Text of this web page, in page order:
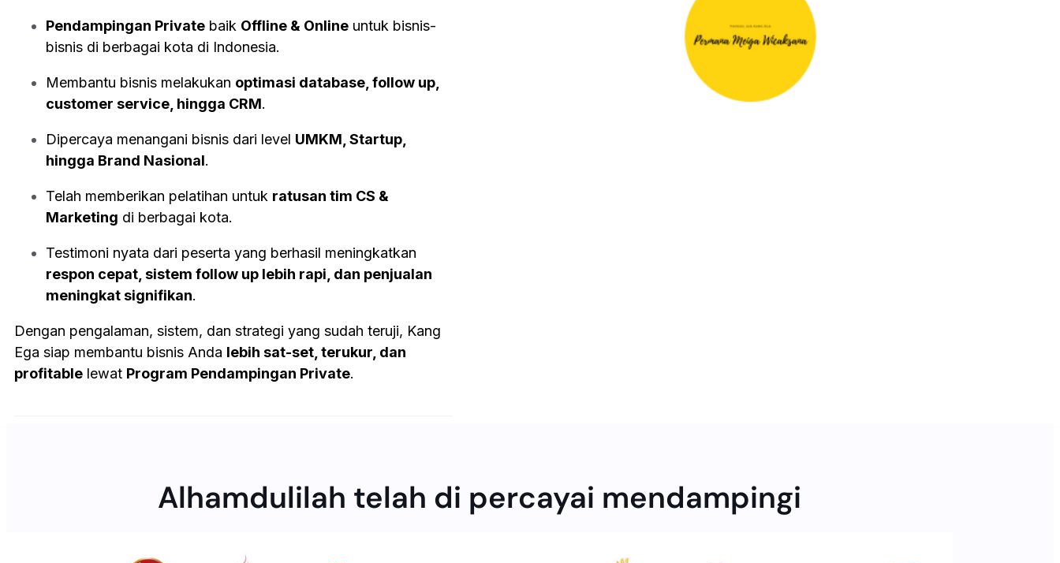
Pendampingan Private baik Offline & Online untuk bisnis-
bisnis di berbagai kota di Indonesia.
Membantu bisnis melakukan optimasi database, follow up,
customer service, hingga CRM.
Dipercaya menangani bisnis dari level UMKM, Startup,
hingga Brand Nasional.
Telah memberikan pelatihan untuk ratusan tim CS &
Marketing di berbagai kota.
Testimoni nyata dari peserta yang berhasil meningkatkan
respon cepat, sistem follow up lebih rapi, dan penjualan
meningkat signifikan.
Dengan pengalaman, sistem, dan strategi yang sudah teruji, Kang
Ega siap membantu bisnis Anda lebih sat-set, terukur, dan
profitable lewat Program Pendampingan Private.
Alhamdulilah telah di percayai mendampingi